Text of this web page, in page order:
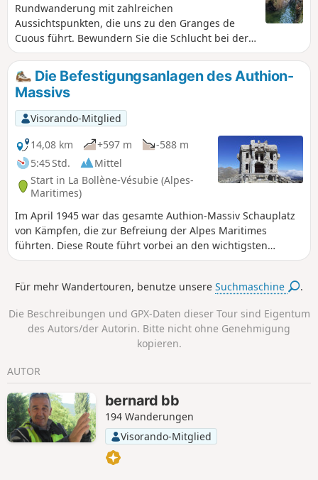
Rundwanderung mit zahlreichen
Aussichtspunkten, die uns zu den Granges de
Cuous führt. Bewundern Sie die Schlucht bei der
Pont de la Founta.
Die Befestigungsanlagen des Authion-
Massivs
Visorando-Mitglied
14,08 km
+597 m
-588 m
5:45 Std.
Mittel
Start in La Bollène-Vésubie (Alpes-
Maritimes)
Im April 1945 war das gesamte Authion-Massiv Schauplatz
von Kämpfen, die zur Befreiung der Alpes Maritimes
führten. Diese Route führt vorbei an den wichtigsten
Bauwerken des befestigten Sektors der Alpes-Maritimes
Ihnen diese Rundwanderung herrliche Ausblicke auf die
Mittelmeer im Süden.
Für mehr Wandertouren, benutze unsereSuchmaschine .
Die Beschreibungen und GPX-Daten dieser Tour sind Eigentum
des Autors/der Autorin. Bitte nicht ohne Genehmigung
kopieren.
AUTOR
bernard bb
194 Wanderungen
Visorando-Mitglied